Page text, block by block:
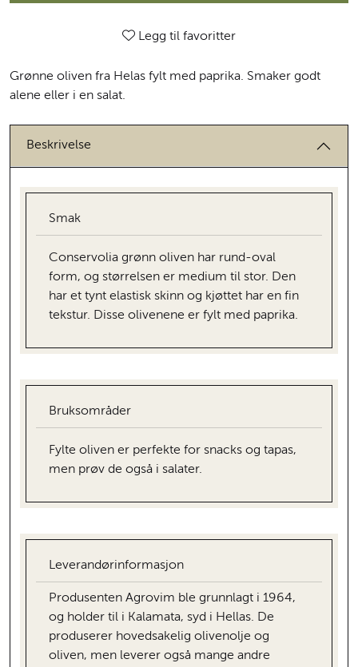
Legg til favoritter
Grønne oliven fra Helas fylt med paprika. Smaker godt
alene eller i en salat.
Beskrivelse
Smak
Conservolia grønn oliven har rund-oval
form, og størrelsen er medium til stor. Den
har et tynt elastisk skinn og kjøttet har en fin
tekstur. Disse olivenene er fylt med paprika.
Bruksområder
Fylte oliven er perfekte for snacks og tapas,
men prøv de også i salater.
Leverandørinformasjon
Produsenten Agrovim ble grunnlagt i 1964,
og holder til i Kalamata, syd i Hellas. De
produserer hovedsakelig olivenolje og
oliven, men leverer også mange andre